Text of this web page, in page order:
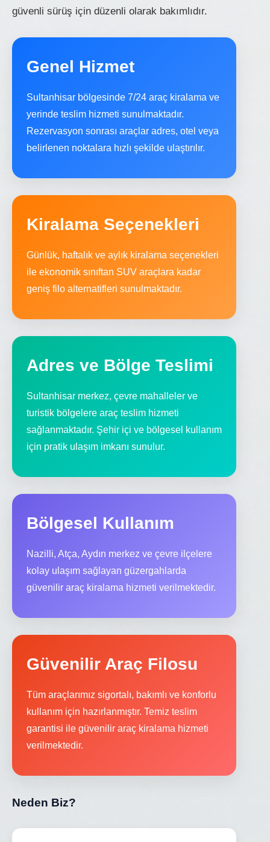
güvenli sürüş için düzenli olarak bakımlıdır.
Genel Hizmet
Sultanhisar bölgesinde 7/24 araç kiralama ve
yerinde teslim hizmeti sunulmaktadır.
Rezervasyon sonrası araçlar adres, otel veya
belirlenen noktalara hızlı şekilde ulaştırılır.
Kiralama Seçenekleri
Günlük, haftalık ve aylık kiralama seçenekleri
ile ekonomik sınıftan SUV araçlara kadar
geniş filo alternatifleri sunulmaktadır.
Adres ve Bölge Teslimi
Sultanhisar merkez, çevre mahalleler ve
turistik bölgelere araç teslim hizmeti
sağlanmaktadır. Şehir içi ve bölgesel kullanım
için pratik ulaşım imkanı sunulur.
Bölgesel Kullanım
Nazilli, Atça, Aydın merkez ve çevre ilçelere
kolay ulaşım sağlayan güzergahlarda
güvenilir araç kiralama hizmeti verilmektedir.
Güvenilir Araç Filosu
Tüm araçlarımız sigortalı, bakımlı ve konforlu
kullanım için hazırlanmıştır. Temiz teslim
garantisi ile güvenilir araç kiralama hizmeti
verilmektedir.
Neden Biz?